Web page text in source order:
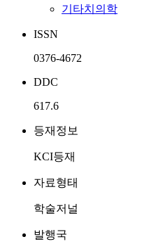
기타치의학
ISSN
0376-4672
DDC
617.6
등재정보
KCI등재
자료형태
학술저널
발행국